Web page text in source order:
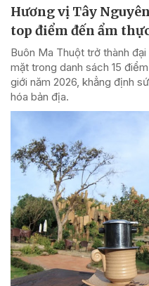
Hương vị Tây
top điểm đến ẩm
Buôn Ma Thuột trở thành
mặt trong danh sách 15
giới năm 2026, khẳng định
hóa bản địa.